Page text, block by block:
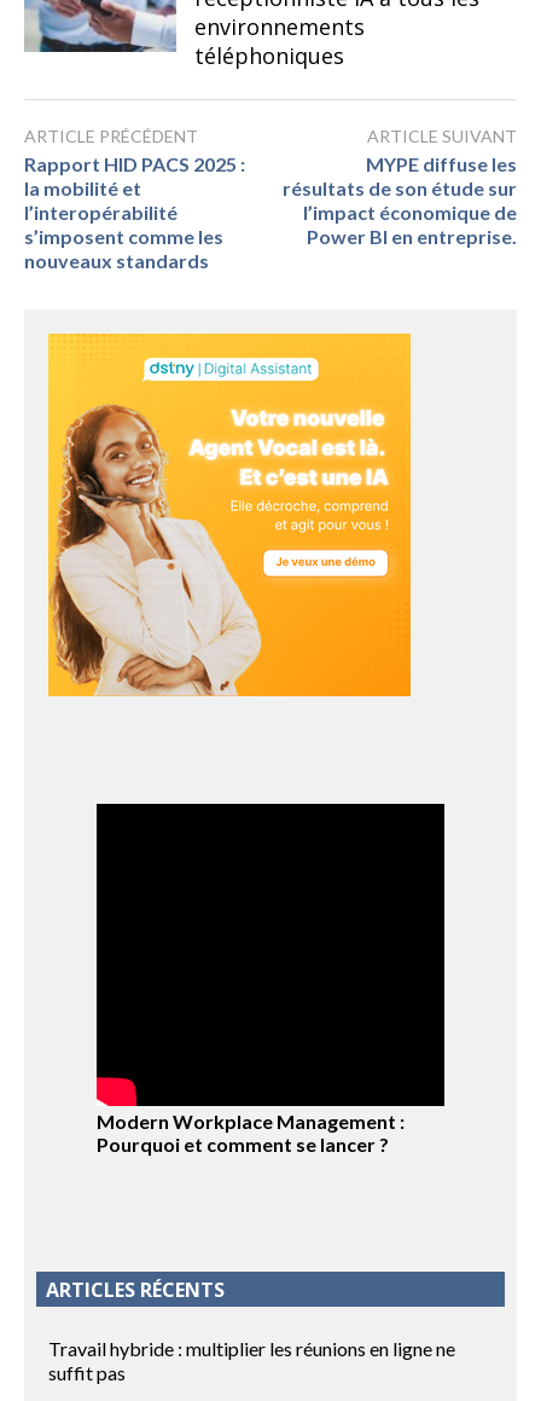
environnements
téléphoniques
ARTICLE PRÉCÉDENT
Rapport HID PACS 2025 :
la mobilité et
l’interopérabilité
s’imposent comme les
nouveaux standards
ARTICLE SUIVANT
MYPE diffuse les
résultats de son étude sur
l’impact économique de
Power BI en entreprise.
Modern Workplace Management :
Pourquoi et comment se lancer ?
ARTICLES RÉCENTS
Travail hybride : multiplier les réunions en ligne ne
suffit pas